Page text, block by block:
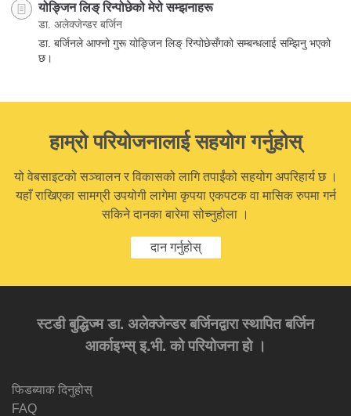
योङ्जिन लिङ् रिन्पोछेको मेरो सम्झनाहरू
डा. अलेक्जेन्डर बर्जिन
डा. बर्जिनले आफ्नो गुरू योङ्जिन लिङ् रिन्पोछेसँगको सम्बन्धलाई सम्झिनु भएको
छ।
हाम्रो परियोजनालाई सहयोग गर्नुहोस्
यो वेबसाइटको सञ्चालन र विकासको लागि तपाईंको सहयोग अपरिहार्य छ ।
यहाँ राखिएका सामग्री उपयोगी लागेमा कृपया एकपटक वा मासिक रुपमा गर्न
सकिने दानका बारेमा सोच्नुहोला ।
दान गर्नुहोस्
स्टडी बुद्धिज्म डा. अलेक्जेन्डर बर्जिनद्वारा स्थापित बर्जिन
आर्काइभ्स् इ.भी. को परियोजना हो ।
फिडब्याक दिनुहोस्
FAQ